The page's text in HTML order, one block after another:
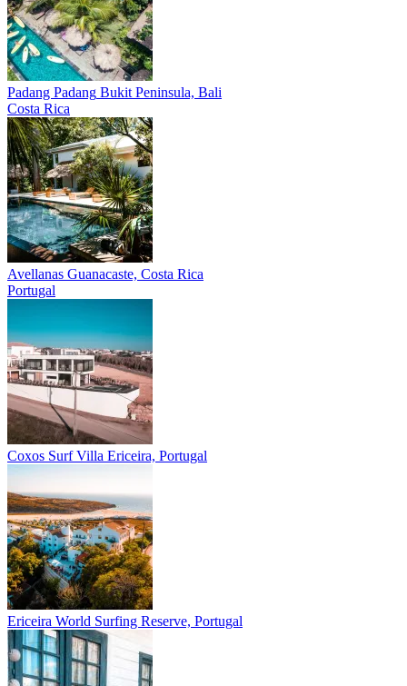
Padang Padang Bukit Peninsula, Bali
Costa Rica
Avellanas Guanacaste, Costa Rica
Portugal
Coxos Surf Villa Ericeira, Portugal
Ericeira World Surfing Reserve, Portugal